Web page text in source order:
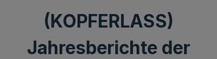
(KOPFERLASS)
Jahresberichte der